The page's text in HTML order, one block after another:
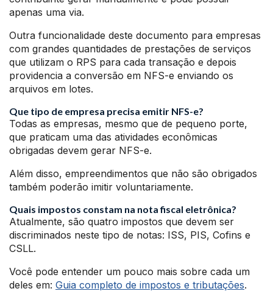
apenas uma via.
Outra funcionalidade deste documento para empresas
com grandes quantidades de prestações de serviços
que utilizam o RPS para cada transação e depois
providencia a conversão em NFS-e enviando os
arquivos em lotes.
Que tipo de empresa precisa emitir NFS-e?
Todas as empresas, mesmo que de pequeno porte,
que praticam uma das atividades econômicas
obrigadas devem gerar NFS-e.
Além disso, empreendimentos que não são obrigados
também poderão imitir voluntariamente.
Quais impostos constam na nota fiscal eletrônica?
Atualmente, são quatro impostos que devem ser
discriminados neste tipo de notas: ISS, PIS, Cofins e
CSLL.
Você pode entender um pouco mais sobre cada um
deles em: Guia completo de impostos e tributações.